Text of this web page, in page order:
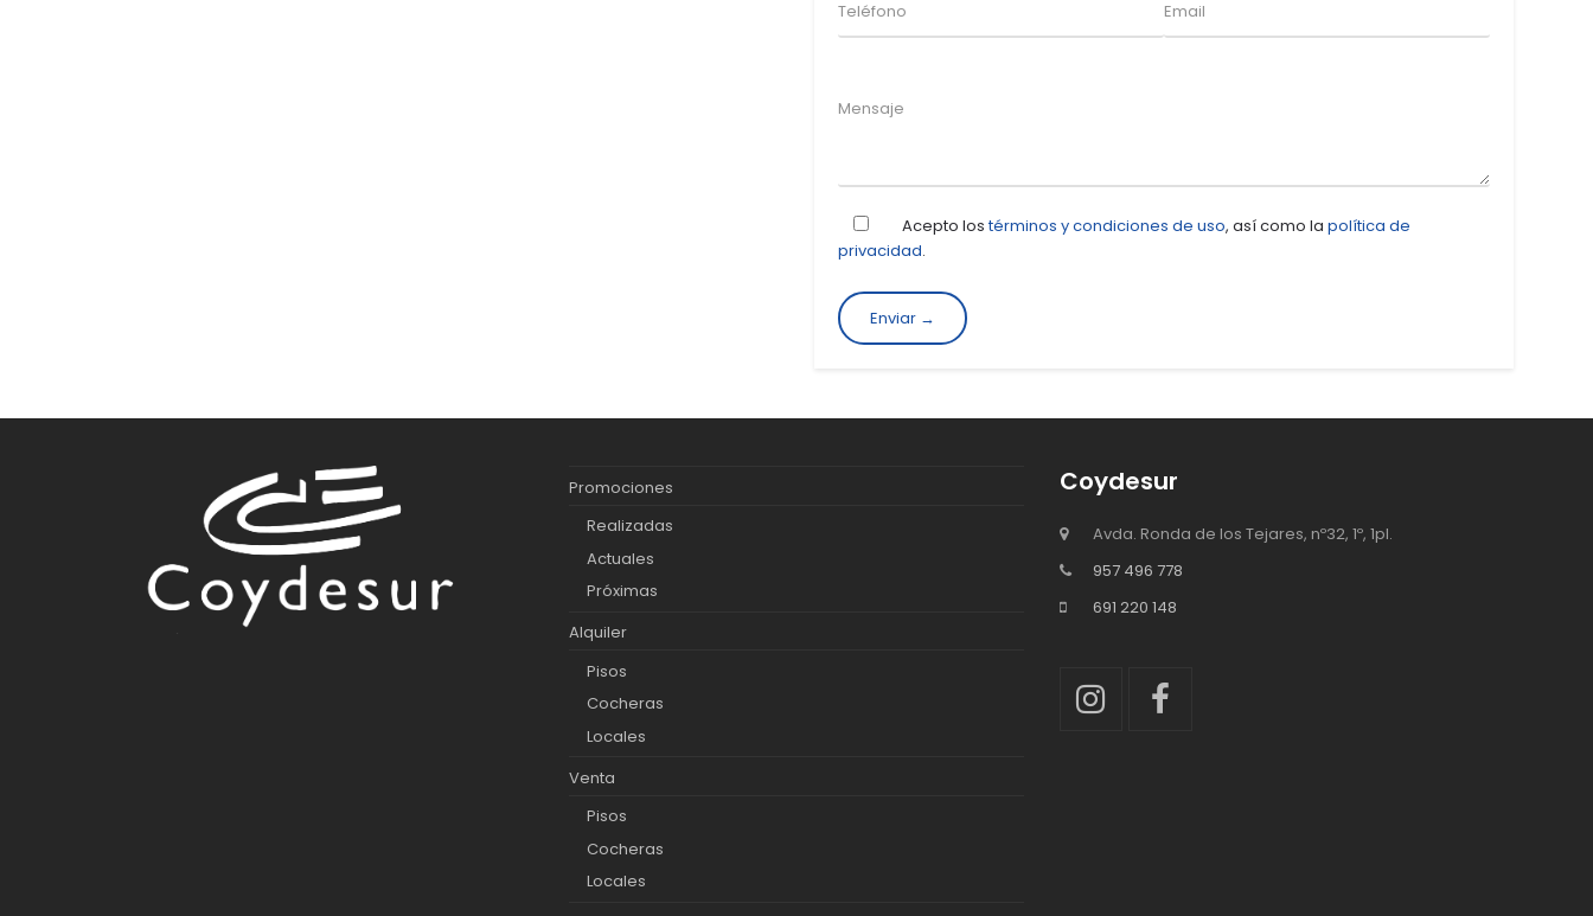
Acepto lostérminos y condiciones de uso, así como la política de
privacidad.
Promociones
Realizadas
Actuales
Próximas
Alquiler
Pisos
Cocheras
Locales
Venta
Pisos
Cocheras
Locales
Coydesur
Avda. Ronda de los Tejares, nº32, 1º, 1pl.
957 496 778
691 220 148
Instagram
Facebook